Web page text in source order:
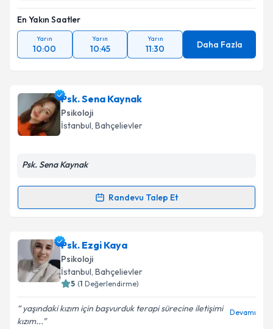
En Yakın Saatler
Yarın
10:00
Yarın
10:45
Yarın
11:30 Daha Fazla
Psk. Sena Kaynak
Psikoloji
İstanbul, Bahçelievler
Psk. Sena Kaynak
Randevu Talep Et
Randevu Takvimi Talebi
Psk. Sena Kaynakiçin randevu takvimi talebi
oluşturun. Size bu uzmandan randevu almanız için bir
takvim hazırlandığında e-posta ile bilgilendireceğiz.
Psk. Ezgi Kaya
Psikoloji
İstanbul, Bahçelievler
5 (1 Değerlendirme)
yaşındaki kızım için başvurduk terapi sürecine iletişimi
kızım...
Devamı